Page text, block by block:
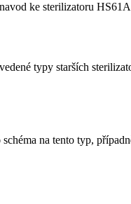
ke sterilizatoru
typy starších
na tento typ,